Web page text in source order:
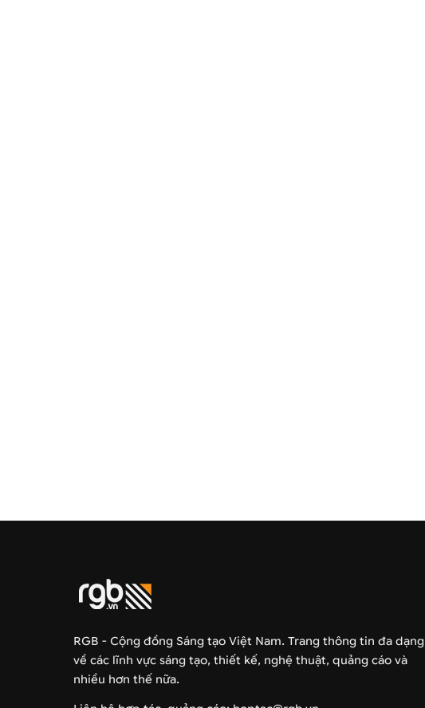
RGB - Cộng đồng Sáng tạo Việt Nam. Trang thông tin đa dạng
về các lĩnh vực sáng tạo, thiết kế, nghệ thuật, quảng cáo và
nhiều hơn thế nữa.